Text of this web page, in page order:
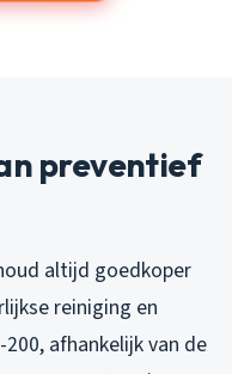
preventief
altijd goedkoper
reiniging en
afhankelijk van de